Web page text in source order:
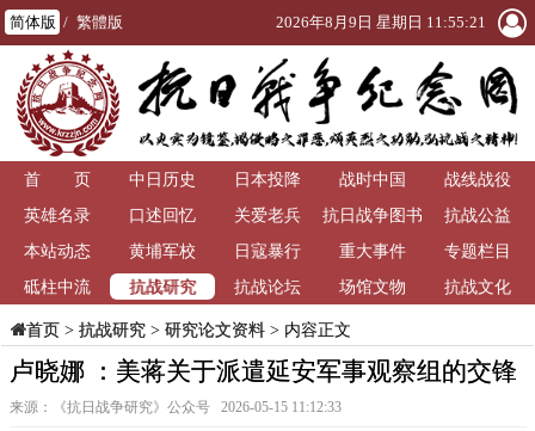
简体版 / 繁體版 2026年8月9日 星期日 11:55:22
首 页 中日历史 日本投降 战时中国
战线战役
英雄名录
口述回忆 关爱老兵
抗日战争图书
馆
抗战公益
本站动态
黄埔军校 日寇暴行 重大事件
专题栏目
砥柱中流
抗战研究 抗战论坛 场馆文物 抗战文化
首页> 抗战研究> 研究论文资料> 内容正文
卢晓娜 ：美蒋关于派遣延安军事观察组的交锋
来源：《抗日战争研究》公众号 2026-05-15 11:12:33